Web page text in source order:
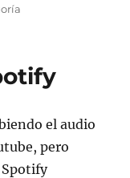
el audio
pero
Spotify